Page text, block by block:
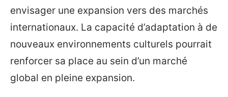
envisager une expansion vers des marchés
internationaux. La capacité d’adaptation à de
nouveaux environnements culturels pourrait
renforcer sa place au sein d’un marché
global en pleine expansion.